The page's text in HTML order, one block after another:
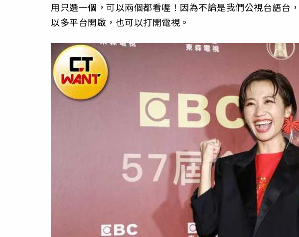
用只選一個，可以兩個都看喔！因為不論是我們公視台語台
以多平台開啟，也可以打開電視。